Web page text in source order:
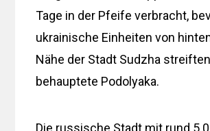
Tage in der Pfeife verbracht,
ukrainische Einheiten von
Nähe der Stadt Sudzha
behauptete Podolyaka.
Die russische Stadt mit rund